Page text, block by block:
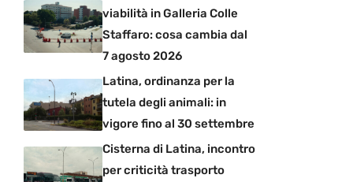
viabilità in Galleria Colle
Staffaro: cosa cambia dal
7 agosto 2026
Latina, ordinanza per la
tutela degli animali: in
vigore fino al 30 settembre
Cisterna di Latina, incontro
per criticità trasporto